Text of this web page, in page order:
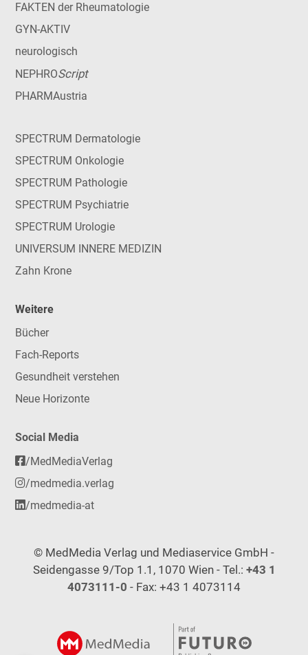
FAKTEN der Rheumatologie
GYN-AKTIV
neurologisch
NEPHROScript
PHARMAustria
SPECTRUM Dermatologie
SPECTRUM Onkologie
SPECTRUM Pathologie
SPECTRUM Psychiatrie
SPECTRUM Urologie
UNIVERSUM INNERE MEDIZIN
Zahn Krone
Weitere
Bücher
Fach-Reports
Gesundheit verstehen
Neue Horizonte
Social Media
/MedMediaVerlag
/medmedia.verlag
/medmedia-at
© MedMedia Verlag und Mediaservice GmbH -
Seidengasse 9/Top 1.1, 1070 Wien - Tel.: +43 1
4073111-0 - Fax: +43 1 4073114